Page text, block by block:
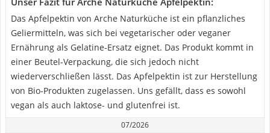
Das Apfelpektin von Arche Naturküche ist ein pflanzliches
Geliermitteln, was sich bei vegetarischer oder veganer
Ernährung als Gelatine-Ersatz eignet. Das Produkt kommt in
einer Beutel-Verpackung, die sich jedoch nicht
wiederverschließen lässt. Das Apfelpektin ist zur Herstellung
von Bio-Produkten zugelassen. Uns gefällt, dass es sowohl
vegan als auch laktose- und glutenfrei ist.
07/2026